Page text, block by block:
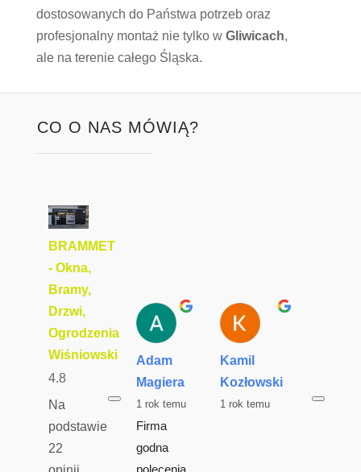
dostosowanych do Państwa potrzeb oraz
profesjonalny montaż nie tylko w Gliwicach,
ale na terenie całego Śląska.
CO O NAS MÓWIĄ?
BRAMMET
- Okna,
Bramy,
Drzwi,
Ogrodzenia
Wiśniowski
4.8
Na
podstawie
22
Adam
Magiera
1 rok temu
Firma
godna
polecenia.
Kamil
Kozłowski
1 rok temu 2 lata